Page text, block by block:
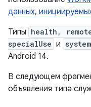
данных,
Типы health,
specialUse и
Android 14.
В следующем
объявления типа